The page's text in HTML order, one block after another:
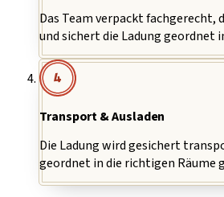
Das Team verpackt
und sichert die Ladung geordnet
4
Transport & Ausladen
Die Ladung wird gesichert
geordnet in die richtigen Räume